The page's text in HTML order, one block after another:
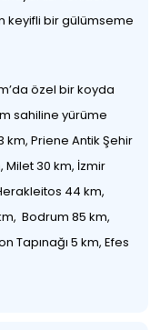
keyifli bir gülümseme
özel bir koyda
sahiline yürüme
Priene Antik Şehir
Milet 30 km, İzmir
44 km,
Bodrum 85 km,
Tapınağı 5 km, Efes